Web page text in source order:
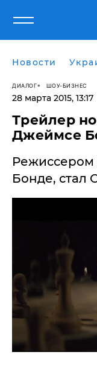
Новости
ДИАЛОГ ШОУ-БИЗНЕС
28 марта 2015, 13:17
Трейлер
Джеймсе
Режиссером
Бонде, стал